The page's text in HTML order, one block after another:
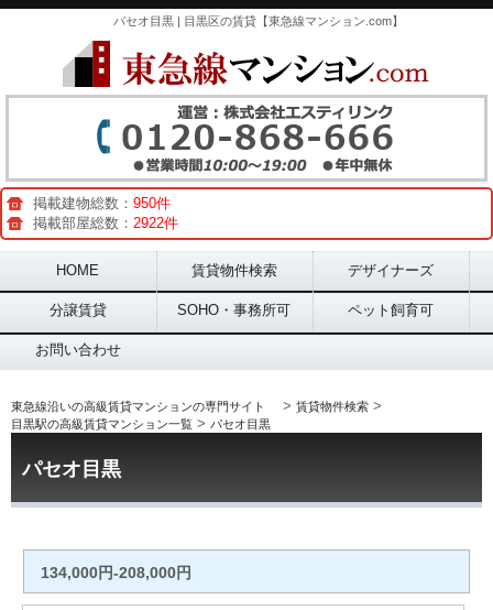
パセオ目黒 | 目黒区の賃貸【東急線マンション.com】
掲載建物総数： 950件
掲載部屋総数： 2922件
Main menu
HOME 賃貸物件検索 デザイナーズ
分譲賃貸 SOHO・事務所可 ペット飼育可
お問い合わせ
東急線沿いの高級賃貸マンションの専門サイト > 賃貸物件検索 >
目黒駅の高級賃貸マンション一覧 > パセオ目黒
パセオ目黒
134,000円-208,000円